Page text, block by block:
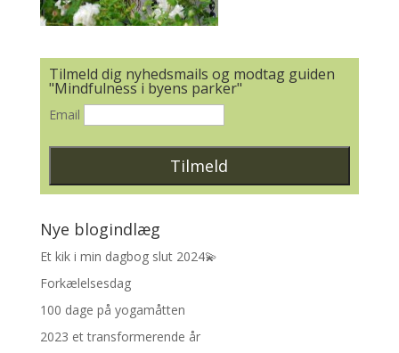
Tilmeld dig nyhedsmails og modtag guiden
"Mindfulness i byens parker"
Email
Nye blogindlæg
Et kik i min dagbog slut 2024💫
Forkælelsesdag
100 dage på yogamåtten
2023 et transformerende år